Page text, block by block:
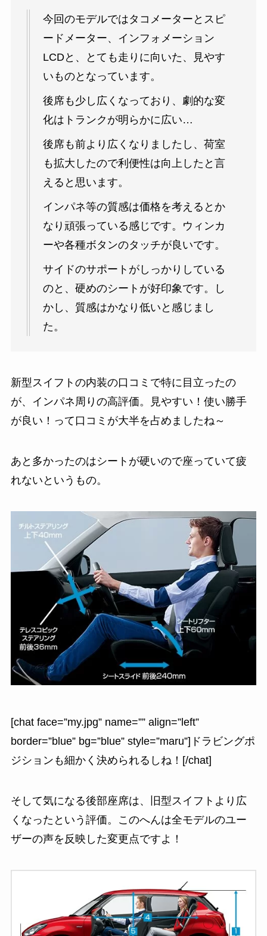
今回のモデルではタコメーターとスピ
ードメーター、インフォメーション
LCDと、とても走りに向いた、見やす
いものとなっています。
後席も少し広くなっており、劇的な変
化はトランクが明らかに広い…
後席も前より広くなりましたし、荷室
も拡大したので利便性は向上したと言
えると思います。
インパネ等の質感は価格を考えるとか
なり頑張っている感じです。ウィンカ
ーや各種ボタンのタッチが良いです。
サイドのサポートがしっかりしている
のと、硬めのシートが好印象です。し
かし、質感はかなり低いと感じまし
た。
新型スイフトの内装の口コミで特に目立ったの
が、インパネ周りの高評価。
見やすい！使い勝手
が良い！って口コミが大半を占めましたね～
あと多かったのはシートが硬いので座っていて疲
れないというもの。
[chat face=”my.jpg” name=”” align=”left”
border=”blue” bg=”blue” style=”maru”]ドラビングポ
ジションも細かく決められるしね！[/chat]
そして気になる後部座席は、旧型スイフトより広
くなったという評価。このへんは全モデルのユー
ザーの声を反映した変更点ですよ！